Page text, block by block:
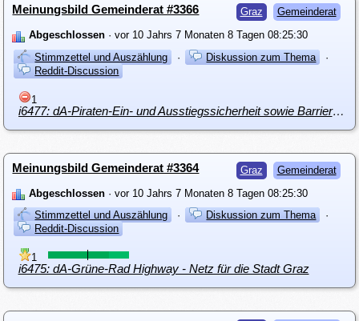
Graz Gemeinderat
Meinungsbild Gemeinderat #3366
Abgeschlossen · vor 10 Jahrs 7 Monaten 8 Tagen 08:25:30
Stimmzettel und Auszählung
· Diskussion zum Thema
·
Reddit-Discussion
1
i6477: dA-Piraten-Ein- und Ausstiegssicherheit sowie Barrierefreiheit von Haltestellenbereichen
Graz Gemeinderat
Meinungsbild Gemeinderat #3364
Abgeschlossen · vor 10 Jahrs 7 Monaten 8 Tagen 08:25:30
Stimmzettel und Auszählung
· Diskussion zum Thema
·
Reddit-Discussion
1
i6475: dA-Grüne-Rad Highway - Netz für die Stadt Graz